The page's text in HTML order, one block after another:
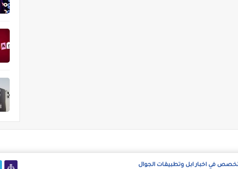
في اخبار ابل وتطبيقات الجوال